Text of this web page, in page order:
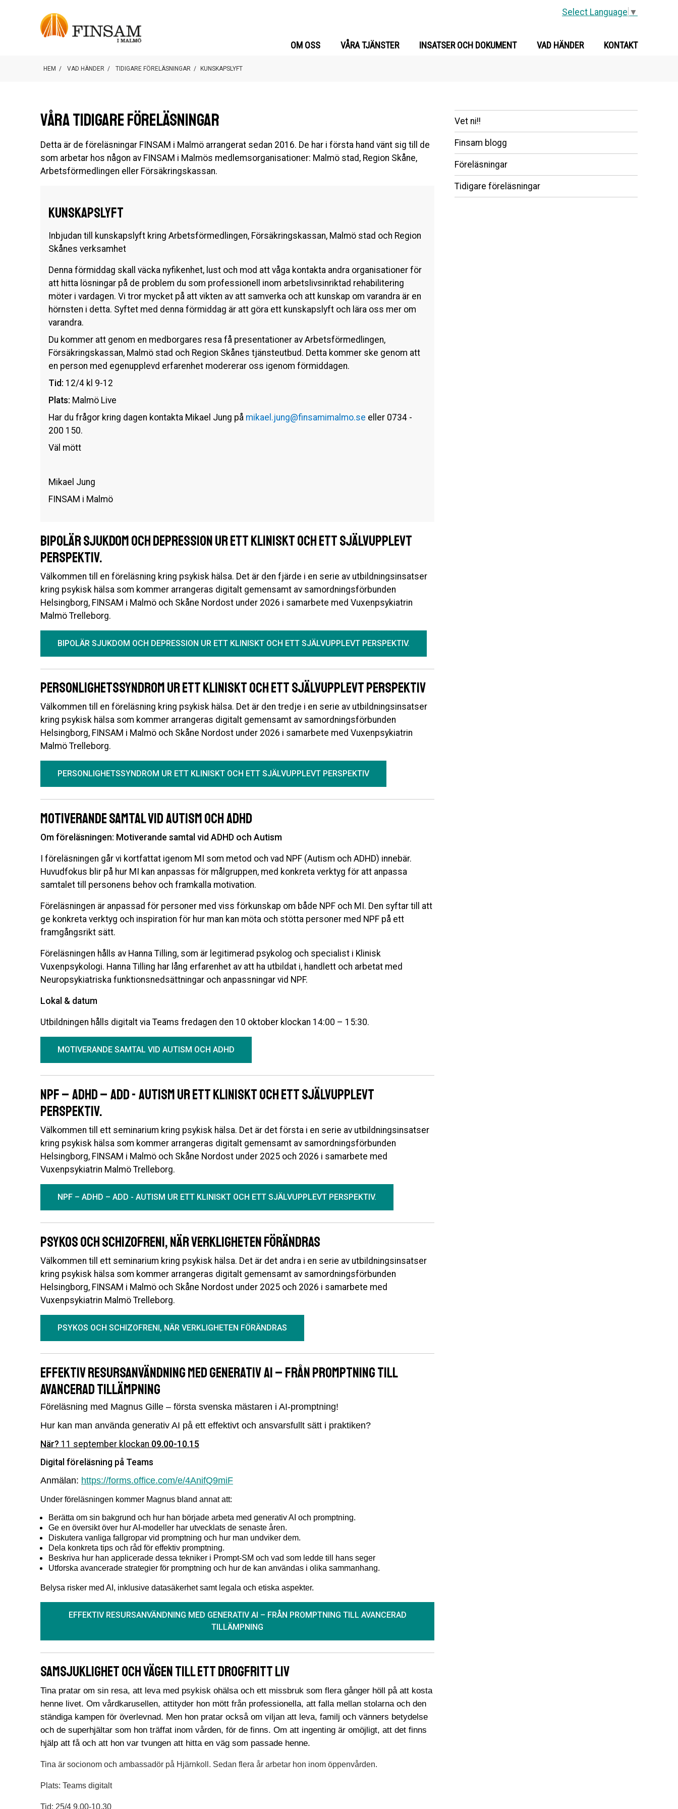
Select Language ▼
OM OSS VÅRA TJÄNSTER INSATSER OCH DOKUMENT VAD HÄNDER KONTAKT
HEM / VAD HÄNDER / TIDIGARE FÖRELÄSNINGAR / KUNSKAPSLYFT
Våra tidigare föreläsningar
Detta är de föreläsningar FINSAM i Malmö arrangerat sedan 2016. De har i första hand vänt sig till de
som arbetar hos någon av FINSAM i Malmös medlemsorganisationer: Malmö stad, Region Skåne,
Arbetsförmedlingen eller Försäkringskassan.
Kunskapslyft
Inbjudan till kunskapslyft kring Arbetsförmedlingen, Försäkringskassan, Malmö stad och Region
Skånes verksamhet
Denna förmiddag skall väcka nyfikenhet, lust och mod att våga kontakta andra organisationer för
att hitta lösningar på de problem du som professionell inom arbetslivsinriktad rehabilitering
möter i vardagen. Vi tror mycket på att vikten av att samverka och att kunskap om varandra är en
hörnsten i detta. Syftet med denna förmiddag är att göra ett kunskapslyft och lära oss mer om
varandra.
Du kommer att genom en medborgares resa få presentationer av Arbetsförmedlingen,
Försäkringskassan, Malmö stad och Region Skånes tjänsteutbud. Detta kommer ske genom att
en person med egenupplevd erfarenhet modererar oss igenom förmiddagen.
Tid: 12/4 kl 9-12
Plats: Malmö Live
Har du frågor kring dagen kontakta Mikael Jung på mikael.jung@finsamimalmo.se eller 0734 -
200 150.
Väl mött
Mikael Jung
FINSAM i Malmö
Bipolär sjukdom och depression ur ett kliniskt och ett självupplevt
perspektiv.
Välkommen till en föreläsning kring psykisk hälsa. Det är den fjärde i en serie av utbildningsinsatser
kring psykisk hälsa som kommer arrangeras digitalt gemensamt av samordningsförbunden
Helsingborg, FINSAM i Malmö och Skåne Nordost under 2026 i samarbete med Vuxenpsykiatrin
Malmö Trelleborg.
BIPOLÄR SJUKDOM OCH DEPRESSION UR ETT KLINISKT OCH ETT SJÄLVUPPLEVT PERSPEKTIV.
Personlighetssyndrom ur ett kliniskt och ett självupplevt perspektiv
Välkommen till en föreläsning kring psykisk hälsa. Det är den tredje i en serie av utbildningsinsatser
kring psykisk hälsa som kommer arrangeras digitalt gemensamt av samordningsförbunden
Helsingborg, FINSAM i Malmö och Skåne Nordost under 2026 i samarbete med Vuxenpsykiatrin
Malmö Trelleborg.
PERSONLIGHETSSYNDROM UR ETT KLINISKT OCH ETT SJÄLVUPPLEVT PERSPEKTIV
Motiverande samtal vid autism och ADHD
Om föreläsningen: Motiverande samtal vid ADHD och Autism
I föreläsningen går vi kortfattat igenom MI som metod och vad NPF (Autism och ADHD) innebär.
Huvudfokus blir på hur MI kan anpassas för målgruppen, med konkreta verktyg för att anpassa
samtalet till personens behov och framkalla motivation.
Föreläsningen är anpassad för personer med viss förkunskap om både NPF och MI. Den syftar till att
ge konkreta verktyg och inspiration för hur man kan möta och stötta personer med NPF på ett
framgångsrikt sätt.
Föreläsningen hålls av Hanna Tilling, som är legitimerad psykolog och specialist i Klinisk
Vuxenpsykologi. Hanna Tilling har lång erfarenhet av att ha utbildat i, handlett och arbetat med
Neuropsykiatriska funktionsnedsättningar och anpassningar vid NPF.
Lokal & datum
Utbildningen hålls digitalt via Teams fredagen den 10 oktober klockan 14:00 – 15:30.
MOTIVERANDE SAMTAL VID AUTISM OCH ADHD
NPF – ADHD – ADD - Autism ur ett kliniskt och ett självupplevt
perspektiv.
Välkommen till ett seminarium kring psykisk hälsa. Det är det första i en serie av utbildningsinsatser
kring psykisk hälsa som kommer arrangeras digitalt gemensamt av samordningsförbunden
Helsingborg, FINSAM i Malmö och Skåne Nordost under 2025 och 2026 i samarbete med
Vuxenpsykiatrin Malmö Trelleborg.
NPF – ADHD – ADD - AUTISM UR ETT KLINISKT OCH ETT SJÄLVUPPLEVT PERSPEKTIV.
Psykos och Schizofreni, När verkligheten förändras
Välkommen till ett seminarium kring psykisk hälsa. Det är det andra i en serie av utbildningsinsatser
kring psykisk hälsa som kommer arrangeras digitalt gemensamt av samordningsförbunden
Helsingborg, FINSAM i Malmö och Skåne Nordost under 2025 och 2026 i samarbete med
Vuxenpsykiatrin Malmö Trelleborg.
PSYKOS OCH SCHIZOFRENI, NÄR VERKLIGHETEN FÖRÄNDRAS
Effektiv resursanvändning med generativ AI – från promptning till
avancerad tillämpning
Föreläsning med Magnus Gille – första svenska mästaren i AI-promptning!
Hur kan man använda generativ AI på ett effektivt och ansvarsfullt sätt i praktiken?
När? 11 september klockan 09.00-10.15
Digital föreläsning på Teams
Anmälan: https://forms.office.com/e/4AnifQ9miF
Under föreläsningen kommer Magnus bland annat att:
Berätta om sin bakgrund och hur han började arbeta med generativ AI och promptning.
Ge en översikt över hur AI-modeller har utvecklats de senaste åren.
Diskutera vanliga fallgropar vid promptning och hur man undviker dem.
Dela konkreta tips och råd för effektiv promptning.
Beskriva hur han applicerade dessa tekniker i Prompt-SM och vad som ledde till hans seger
Utforska avancerade strategier för promptning och hur de kan användas i olika sammanhang.
Belysa risker med AI, inklusive datasäkerhet samt legala och etiska aspekter.
EFFEKTIV RESURSANVÄNDNING MED GENERATIV AI – FRÅN PROMPTNING TILL AVANCERAD
TILLÄMPNING
Samsjuklighet och vägen till ett drogfritt liv
Tina pratar om sin resa, att leva med psykisk ohälsa och ett missbruk som flera gånger höll på att kosta
henne livet. Om vårdkarusellen, attityder hon mött från professionella, att falla mellan stolarna och den
ständiga kampen för överlevnad. Men hon pratar också om viljan att leva, familj och vänners betydelse
och de superhjältar som hon träffat inom vården, för de finns. Om att ingenting är omöjligt, att det finns
hjälp att få och att hon var tvungen att hitta en väg som passade henne.
Tina är socionom och ambassadör på Hjärnkoll. Sedan flera år arbetar hon inom öppenvården.
Plats: Teams digitalt
Tid: 25/4 9.00-10.30
Vet ni!!
Finsam blogg
Föreläsningar
Tidigare föreläsningar